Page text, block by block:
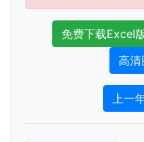
免费下载Excel
高清
上一